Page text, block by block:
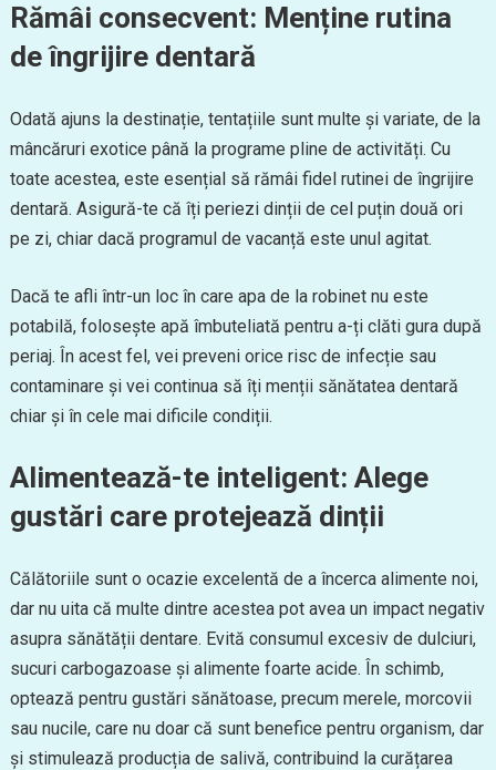
Rămâi consecvent: Menține rutina
de îngrijire dentară
Odată ajuns la destinație, tentațiile sunt multe și variate, de la
mâncăruri exotice până la programe pline de activități. Cu
toate acestea, este esențial să rămâi fidel rutinei de îngrijire
dentară. Asigură-te că îți periezi dinții de cel puțin două ori
pe zi, chiar dacă programul de vacanță este unul agitat.
Dacă te afli într-un loc în care apa de la robinet nu este
potabilă, folosește apă îmbuteliată pentru a-ți clăti gura după
periaj. În acest fel, vei preveni orice risc de infecție sau
contaminare și vei continua să îți menții sănătatea dentară
chiar și în cele mai dificile condiții.
Alimentează-te inteligent: Alege
gustări care protejează dinții
Călătoriile sunt o ocazie excelentă de a încerca alimente noi,
dar nu uita că multe dintre acestea pot avea un impact negativ
asupra sănătății dentare. Evită consumul excesiv de dulciuri,
sucuri carbogazoase și alimente foarte acide. În schimb,
optează pentru gustări sănătoase, precum merele, morcovii
sau nucile, care nu doar că sunt benefice pentru organism, dar
și stimulează producția de salivă, contribuind la curățarea